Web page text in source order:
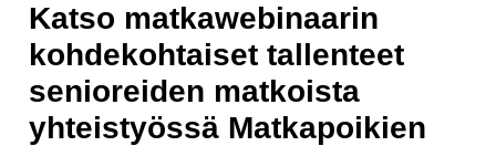
Katso matkawebinaarin
kohdekohtaiset tallenteet
senioreiden matkoista
yhteistyössä Matkapoikien